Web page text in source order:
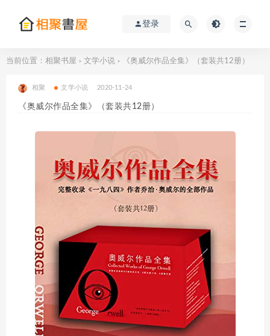
登录
当前位置： 相聚书屋 > 文学小说 > 《奥威尔作品全集》（套装共12册）
相聚 文学小说 2020-11-24
《奥威尔作品全集》（套装共12册）